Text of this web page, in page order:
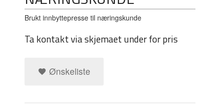
Brukt innbyttepresse til næringskunde
Ta kontakt via skjemaet under for pris
Ønskeliste